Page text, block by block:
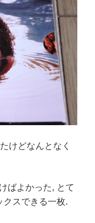
けどなんとなく
ばよかった, とて
クスできる一枚.